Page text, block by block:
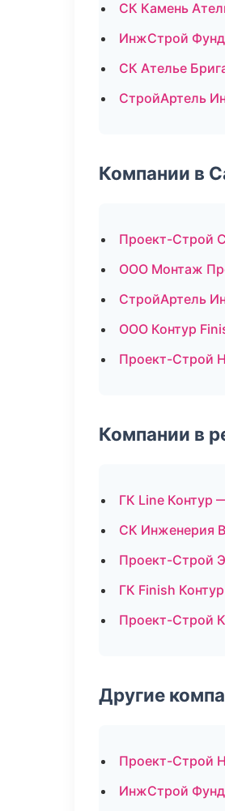
СК Камень
ИнжСтрой
СК Ателье
СтройАртель
Компании в
Проект-Строй
ООО Монтаж
СтройАртель
ООО Контур
Проект-Строй
Компании в
ГК Line Контур
СК Инженерия
Проект-Строй
ГК Finish
Проект-Строй
Другие
Проект-Строй
ИнжСтрой